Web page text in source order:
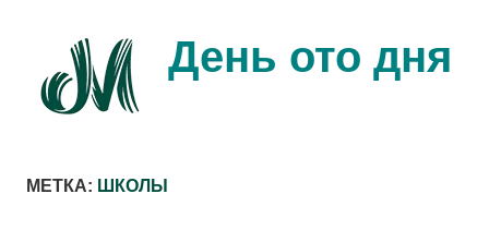
содержимому
День ото дня
МЕТКА: ШКОЛЫ